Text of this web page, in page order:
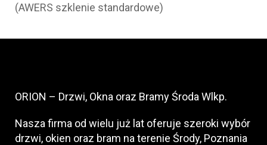
(AWERS szklenie standardowe)
ORION – Drzwi, Okna oraz Bramy Środa Wlkp.
Nasza firma od wielu już lat oferuje szeroki wybór
drzwi, okien oraz bram na terenie Środy, Poznania